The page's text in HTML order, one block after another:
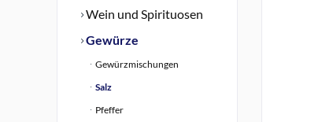
Wein und Spirituosen
Gewürze
Gewürzmischungen
Salz
Pfeffer